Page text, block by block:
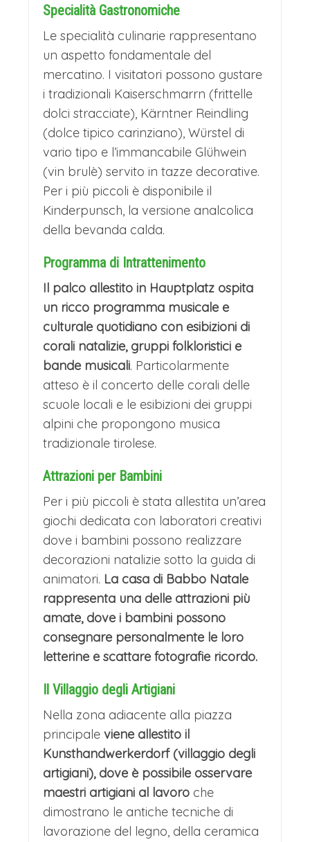
un’atmosfera fiabesca. Circa 40
caratteristiche casette di legno offrono
artigianato locale, decorazioni
handmade e specialità gastronomiche,
come i famosi Kärntner Reindling (un
dolce a base di pasta lievitata, noci e
uvetta) e il vin brulè speziato.
L’ambiente è reso ancora più magico
dalle melodie dei concerti d’Avvento e
dalla pista di pattinaggio sul ghiaccio
distante. Un’atmosfera più intima e
raccolta si respira invece nel
Mercatino sul Lago, a Europapark,
dove le luci si specchiano nelle acque
tranquille, raddoppiando la magia.
Klagenfurt incarna perfettamente lo
spirito del Natale austriaco: autentico,
caloroso e ricco di tradizioni, invitando
a vivere momenti di pura serenità.
RIPARTENZA PER L’ITALIA
Nel pomeriggio ripartenza per l’Italia
con arrivo nelle rispettive città in
serata.
Specialità Gastronomiche
Le specialità culinarie rappresentano
un aspetto fondamentale del
mercatino. I visitatori possono gustare
i tradizionali Kaiserschmarrn (frittelle
dolci stracciate), Kärntner Reindling
(dolce tipico carinziano), Würstel di
vario tipo e l’immancabile Glühwein
(vin brulè) servito in tazze decorative.
Per i più piccoli è disponibile il
Kinderpunsch, la versione analcolica
della bevanda calda.
Programma di Intrattenimento
Il palco allestito in Hauptplatz ospita
un ricco programma musicale e
culturale quotidiano con esibizioni di
corali natalizie, gruppi folkloristici e
bande musicali. Particolarmente
atteso è il concerto delle corali delle
scuole locali e le esibizioni dei gruppi
alpini che propongono musica
tradizionale tirolese.
Attrazioni per Bambini
Per i più piccoli è stata allestita un’area
giochi dedicata con laboratori creativi
dove i bambini possono realizzare
decorazioni natalizie sotto la guida di
animatori. La casa di Babbo Natale
rappresenta una delle attrazioni più
amate, dove i bambini possono
consegnare personalmente le loro
letterine e scattare fotografie ricordo.
Il Villaggio degli Artigiani
Nella zona adiacente alla piazza
principale viene allestito il
Kunsthandwerkerdorf (villaggio degli
artigiani), dove è possibile osservare
maestri artigiani al lavoro che
dimostrano le antiche tecniche di
lavorazione del legno, della ceramica